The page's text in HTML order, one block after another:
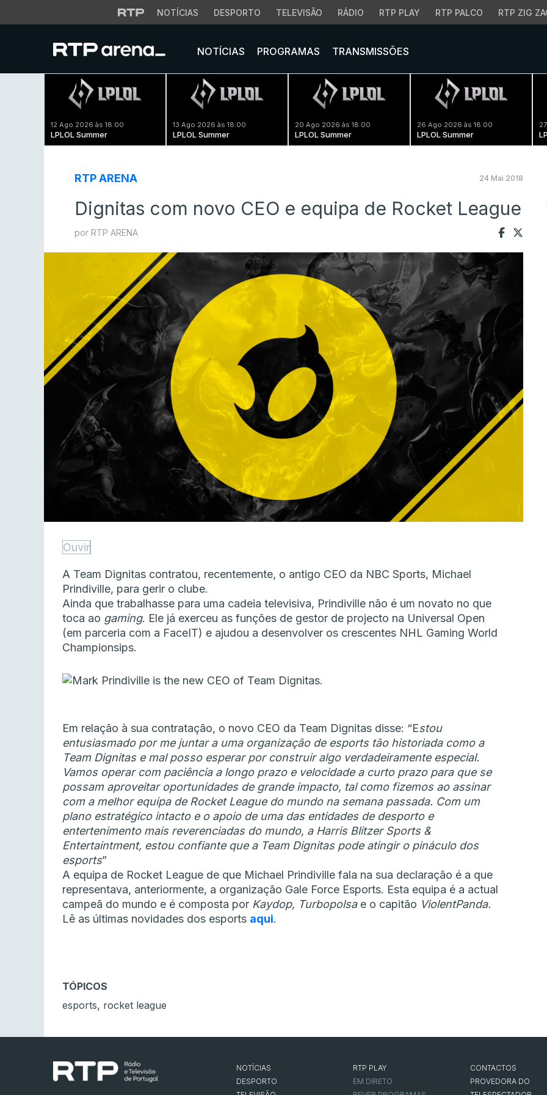
NOTÍCIAS DESPORTO TELEVISÃO RÁDIO RTP PLAY RTP PALCO RTP ZIG
NOTÍCIAS PROGRAMAS TRANSMISSÕES
12 Ago 2026 às 18:00
LPLOL Summer
13 Ago 2026 às 18:00
LPLOL Summer
20 Ago 2026 às 18:00
LPLOL Summer
26 Ago 2026 às 18:00
LPLOL Summer
RTP ARENA 24 Mai 2018
Dignitas com novo CEO e equipa de Rocket League
por RTP ARENA
Ouvir
A Team Dignitas contratou, recentemente, o antigo CEO da NBC Sports, Michael
Prindiville, para gerir o clube.
Ainda que trabalhasse para uma cadeia televisiva, Prindiville não é um novato no que
toca ao gaming. Ele já exerceu as funções de gestor de projecto na Universal Open
(em parceria com a FaceIT) e ajudou a desenvolver os crescentes NHL Gaming World
Championsips.
Em relação à sua contratação, o novo CEO da Team Dignitas disse: “Estou
entusiasmado por me juntar a uma organização de esports tão historiada como a
Team Dignitas e mal posso esperar por construir algo verdadeiramente especial.
Vamos operar com paciência a longo prazo e velocidade a curto prazo para que se
possam aproveitar oportunidades de grande impacto, tal como fizemos ao assinar
com a melhor equipa de Rocket League do mundo na semana passada. Com um
plano estratégico intacto e o apoio de uma das entidades de desporto e
entertenimento mais reverenciadas do mundo, a Harris Blitzer Sports &
Entertaintment, estou confiante que a Team Dignitas pode atingir o pináculo dos
esports”
A equipa de Rocket League de que Michael Prindiville fala na sua declaração é a que
representava, anteriormente, a organização Gale Force Esports. Esta equipa é a actual
campeã do mundo e é composta por Kaydop, Turbopolsae o capitão ViolentPanda.
Lê as últimas novidades dos esports aqui.
TÓPICOS
esports, rocket league
NOTÍCIAS
DESPORTO
RTP PLAY
EM DIRETO
CONTACTOS
PROVEDORA DO